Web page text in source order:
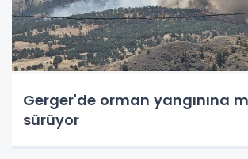
Gerger'de orman yangınına
sürüyor